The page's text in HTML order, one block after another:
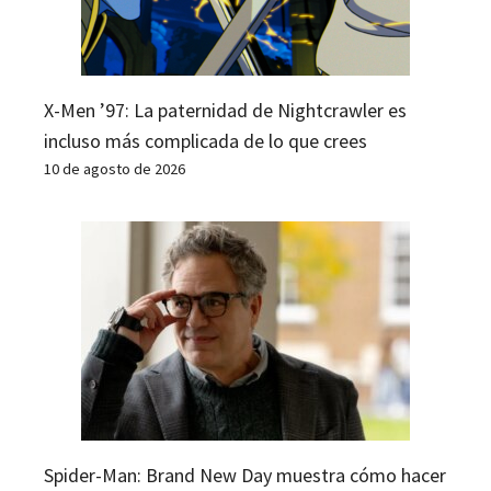
X-Men ’97: La paternidad de Nightcrawler es
incluso más complicada de lo que crees
10 de agosto de 2026
Spider-Man: Brand New Day muestra cómo hacer